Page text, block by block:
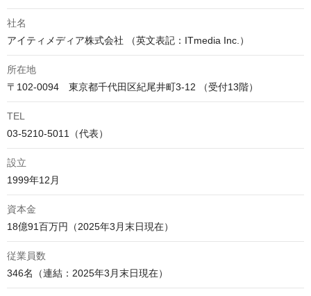
社名
アイティメディア株式会社 （英文表記：ITmedia Inc.）
所在地
〒102-0094　東京都千代田区紀尾井町3-12 （受付13階）
TEL
03-5210-5011（代表）
設立
1999年12月
資本金
18億91百万円（2025年3月末日現在）
従業員数
346名（連結：2025年3月末日現在）